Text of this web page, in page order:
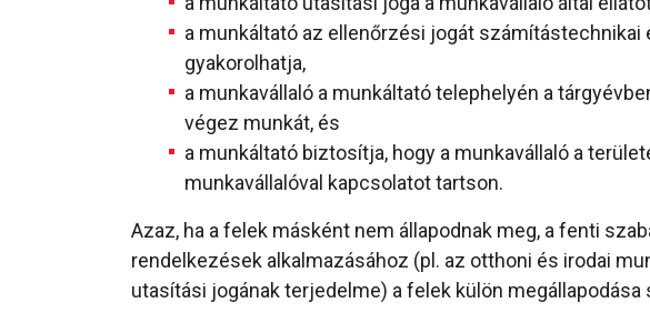
a munkáltató az ellenőrzési jogát számítástechnikai
gyakorolhatja,
a munkavállaló a munkáltató telephelyén a
végez munkát, és
a munkáltató biztosítja, hogy a munkavállaló a
munkavállalóval kapcsolatot tartson.
Azaz, ha a felek másként nem állapodnak meg, a fenti
rendelkezések alkalmazásához (pl. az otthoni és irodai
utasítási jogának terjedelme) a felek külön megállapodása